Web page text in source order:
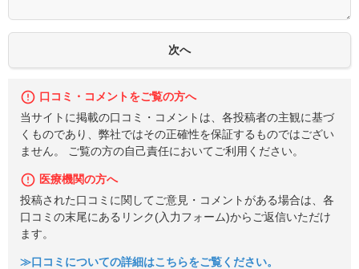
口コミ・コメントをご覧の方へ
当サイトに掲載の口コミ・コメントは、各投稿者の主観に基づ
くものであり、弊社ではその正確性を保証するものではござい
ません。 ご覧の方の自己責任においてご利用ください。
医療機関の方へ
投稿された口コミに関してご意見・コメントがある場合は、各
口コミの末尾にあるリンク(入力フォーム)からご返信いただけ
ます。
≫口コミについての詳細はこちらをご覧ください。